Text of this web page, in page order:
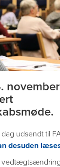
udsendt til
desuden